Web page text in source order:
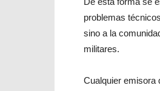
problemas
sino a la
militares.
Cualquier emisora